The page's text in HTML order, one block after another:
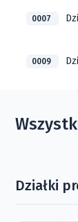
0007
0009
Działki